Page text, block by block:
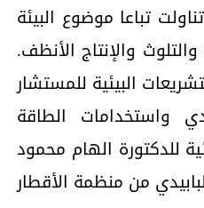
تباعا موضوع البيئة
والإنتاج الأنظف.
البيئية للمستشار
واستخدامات الطاقة
للدكتورة الهام محمود
من منظمة الأقطار